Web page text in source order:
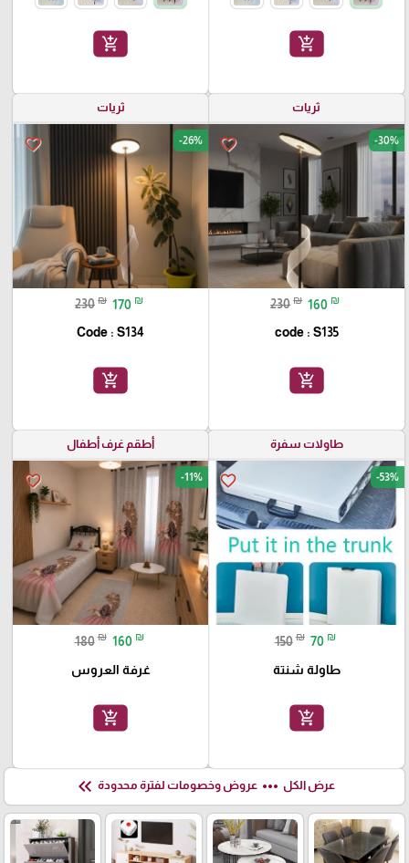
add_shopping_cart
add_shopping_cart
ثريات
favorite_border -30%
230 ₪ 160 ₪
code : S135
add_shopping_cart
ثريات
favorite_border -26%
230 ₪ 170 ₪
Code : S134
add_shopping_cart
طاولات سفرة
favorite_border -53%
150 ₪ 70 ₪
طاولة شنتة
add_shopping_cart
أطقم غرف أطفال
favorite_border -11%
180 ₪ 160 ₪
غرفة العروس
add_shopping_cart
عرض الكل more_horiz عروض وخصومات لفترة محدودة keyboard_double_arrow_left